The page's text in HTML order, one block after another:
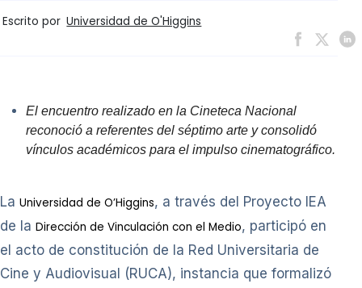
Escrito por Universidad de O'Higgins
El encuentro realizado en la Cineteca Nacional
reconoció a referentes del séptimo arte y consolidó
vínculos académicos para el impulso cinematográfico.
La Universidad de O’Higgins, a través del Proyecto IEA
de la Dirección de Vinculación con el Medio, participó en
el acto de constitución de la Red Universitaria de
Cine y Audiovisual (RUCA), instancia que formalizó